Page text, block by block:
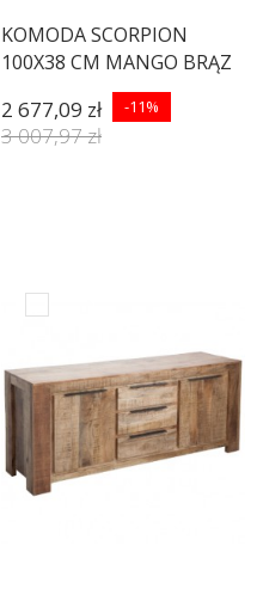
KOMODA SCORPION
100X38 CM MANGO BRĄZ
2 677,09 zł -11%
3 007,97 zł